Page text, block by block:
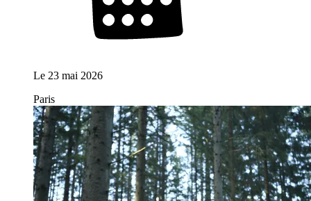
Le 23 mai 2026
Paris